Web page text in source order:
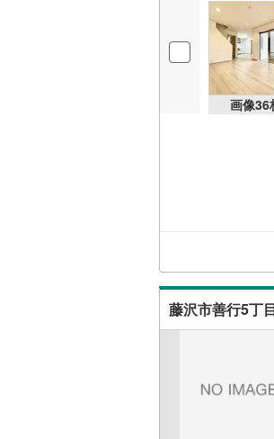
画像36
藤沢市善行5丁
該当物件
該当物件
該当物件
該当物件
該当物件
該当物件